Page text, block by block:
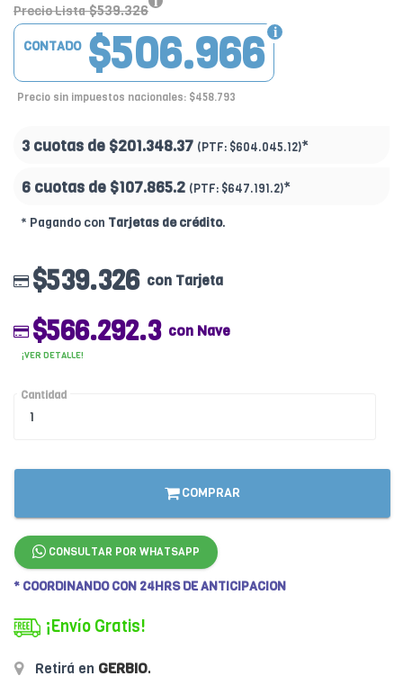
Precio Lista $539.326
$506.966
CONTADO
Precio sin impuestos nacionales: $458.793
3 cuotas de $201.348.37 (PTF: $604.045.12)*
6 cuotas de $107.865.2 (PTF: $647.191.2)*
* Pagando con Tarjetas de crédito.
$539.326 con Tarjeta
$566.292.3 con Nave
¡VER DETALLE!
Cantidad
COMPRAR
CONSULTAR POR WHATSAPP
* COORDINANDO CON 24HRS DE ANTICIPACION
¡Envío Gratis!
Retirá en GERBIO.